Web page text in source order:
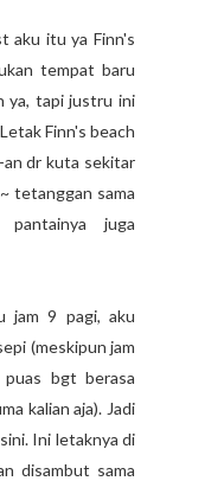
aku itu ya Finn's
tempat baru
ya, tapi justru ini
Finn's beach
an dr kuta sekitar
tetanggan sama
juga
jam 9 pagi, aku
(meskipun jam
bgt berasa
kalian aja). Jadi
Ini letaknya di
disambut sama